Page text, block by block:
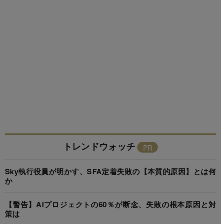
トレンドウォッチ
Sky執行役員が明かす、SFA定着失敗の【本質的原因】とは何
か
【警告】AIプロジェクトの60％が断念、失敗の根本原因と対
策は